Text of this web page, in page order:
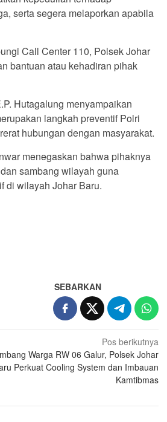
serta segera melaporkan apabila
Call Center 110, Polsek Johar
bantuan atau kehadiran pihak
Hutagalung menyampaikan
langkah preventif Polri
hubungan dengan masyarakat.
menegaskan bahwa pihaknya
sambang wilayah guna
di wilayah Johar Baru.
SEBARKAN
Pos berikutnya
Warga RW 06 Galur, Polsek Johar
Perkuat Cooling System dan Imbauan
Kamtibmas